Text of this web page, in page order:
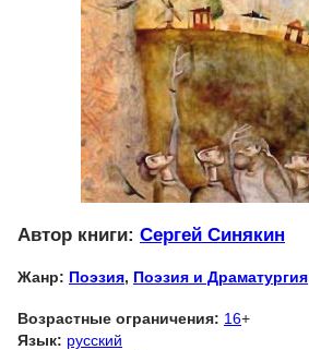
Автор книги: Сергей Синякин
Жанр: Поэзия, Поэзия и Драматургия
Возрастные ограничения: 16+
Язык: русский